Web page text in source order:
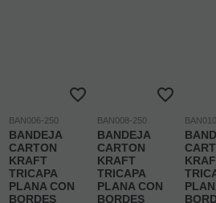
BAN006-250
BANDEJA
CARTON
KRAFT
TRICAPA
PLANA CON
BORDES
BAN008-250
BANDEJA
CARTON
KRAFT
TRICAPA
PLANA CON
BORDES